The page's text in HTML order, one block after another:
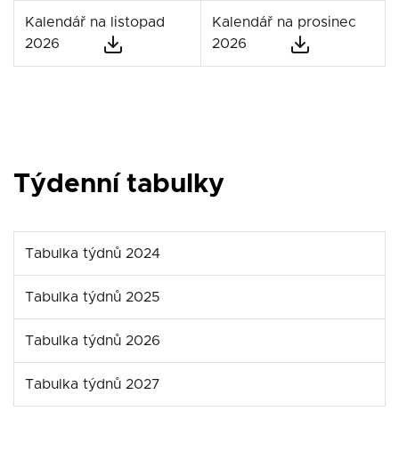
Kalendář na listopad
2026
Kalendář na prosinec
2026
Týdenní tabulky
Tabulka týdnů 2024
Tabulka týdnů 2025
Tabulka týdnů 2026
Tabulka týdnů 2027